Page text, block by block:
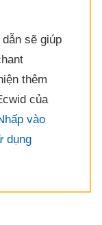
sẽ giúp
thêm
của
vào
dụng